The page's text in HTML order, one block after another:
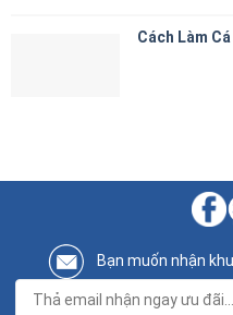
Cách Làm
Bạn muốn nhận